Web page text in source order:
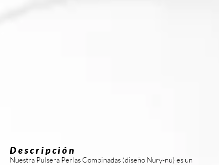
Descripción
Nuestra Pulsera Perlas Combinadas (diseño Nury-nu) es un